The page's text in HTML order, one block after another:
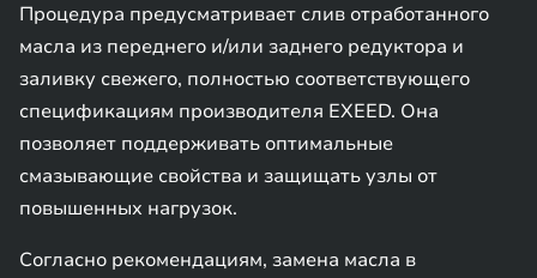
Процедура предусматривает слив отработанного
масла из переднего и/или заднего редуктора и
заливку свежего, полностью соответствующего
спецификациям производителя EXEED. Она
позволяет поддерживать оптимальные
смазывающие свойства и защищать узлы от
повышенных нагрузок.
Согласно рекомендациям, замена масла в